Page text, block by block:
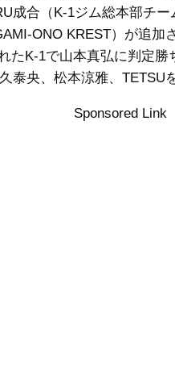
成合（K-1ジム総本部チ
ONO KREST）が追
たK-1で山本真弘に判定勝
泰央、松本涼雅、TETSU
Sponsored Link